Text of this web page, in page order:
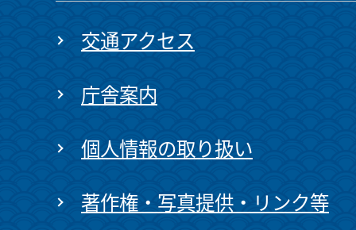
交通アクセス
庁舎案内
個人情報の取り扱い
著作権・写真提供・リンク等